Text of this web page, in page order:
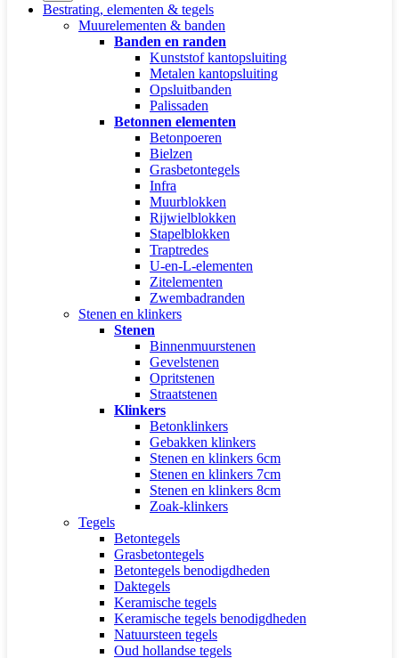
Bestrating, elementen & tegels
Muurelementen & banden
Banden en randen
Kunststof kantopsluiting
Metalen kantopsluiting
Opsluitbanden
Palissaden
Betonnen elementen
Betonpoeren
Bielzen
Grasbetontegels
Infra
Muurblokken
Rijwielblokken
Stapelblokken
Traptredes
U-en-L-elementen
Zitelementen
Zwembadranden
Stenen en klinkers
Stenen
Binnenmuurstenen
Gevelstenen
Opritstenen
Straatstenen
Klinkers
Betonklinkers
Gebakken klinkers
Stenen en klinkers 6cm
Stenen en klinkers 7cm
Stenen en klinkers 8cm
Zoak-klinkers
Tegels
Betontegels
Grasbetontegels
Betontegels benodigdheden
Daktegels
Keramische tegels
Keramische tegels benodigdheden
Natuursteen tegels
Oud hollandse tegels